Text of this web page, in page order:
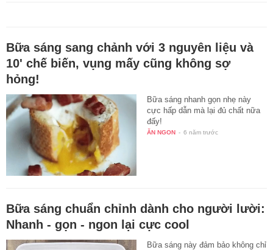
Bữa sáng sang chảnh với 3 nguyên liệu và
10' chế biến, vụng mấy cũng không sợ
hỏng!
Bữa sáng nhanh gọn nhẹ này
cực hấp dẫn mà lại đủ chất nữa
đấy!
ĂN NGON - 6 năm trước
Bữa sáng chuẩn chỉnh dành cho người lười:
Nhanh - gọn - ngon lại cực cool
Bữa sáng này đảm bảo không chỉ